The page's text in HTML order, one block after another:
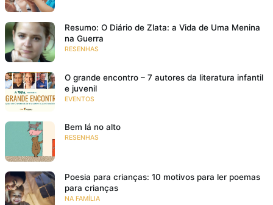
Resumo: O Diário de Zlata: a Vida de Uma Menina
na Guerra
RESENHAS
O grande encontro – 7 autores da literatura infantil
e juvenil
EVENTOS
Bem lá no alto
RESENHAS
Poesia para crianças: 10 motivos para ler poemas
para crianças
NA FAMÍLIA